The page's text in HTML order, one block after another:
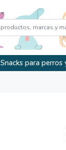
Snacks para perros